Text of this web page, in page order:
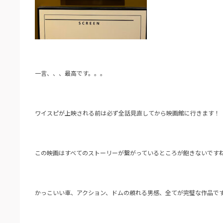
一言、、、最高です。。。
ワイスピが上映される前は必ず全話見直してから映画館に行きます！
この映画はすべてのストーリーが繋がっているところが飽きないです
かっこいい車、アクション、ドムの頼れる男感、全てが完璧な作品で